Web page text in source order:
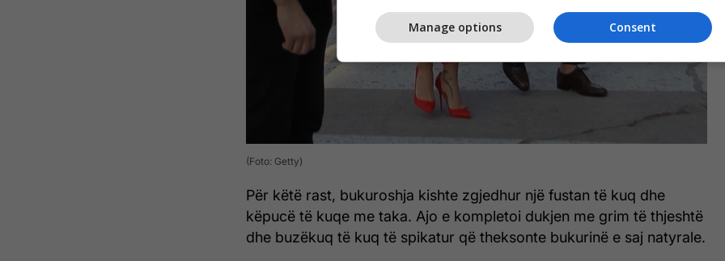
(Foto: Getty)
Për këtë rast, bukuroshja kishte zgjedhur një fustan të kuq dhe
këpucë të kuqe me taka. Ajo e kompletoi dukjen me grim të thjeshtë
dhe buzëkuq të kuq të spikatur që theksonte bukurinë e saj natyrale.
Consent
Manage options